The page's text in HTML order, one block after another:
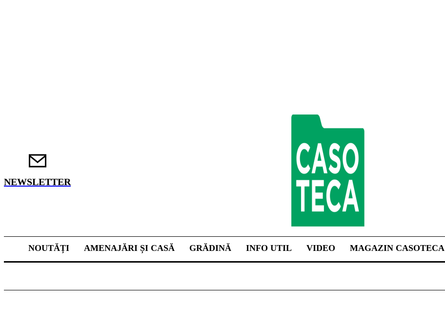
NEWSLETTER
NOUTĂȚI AMENAJĂRI ȘI CASĂ GRĂDINĂ INFO UTIL VIDEO MAGAZIN CASOTECA